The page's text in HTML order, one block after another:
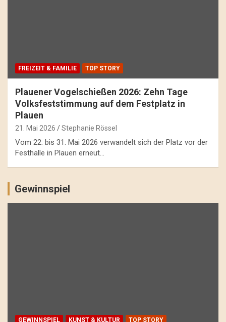
FREIZEIT & FAMILIE TOP STORY
Plauener Vogelschießen 2026: Zehn Tage
Volksfeststimmung auf dem Festplatz in
Plauen
21. Mai 2026 Stephanie Rössel
Vom 22. bis 31. Mai 2026 verwandelt sich der Platz vor der
Festhalle in Plauen erneut…
Gewinnspiel
GEWINNSPIEL KUNST & KULTUR TOP STORY